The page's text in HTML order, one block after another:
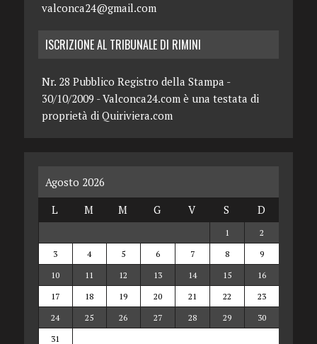
valconca24@gmail.com
ISCRIZIONE AL TRIBUNALE DI RIMINI
Nr. 28 Pubblico Registro della Stampa -
30/10/2009 - Valconca24.com è una testata di
proprietà di Quiriviera.com
Agosto 2026
L
M M G V S D
1
2
3
4 5 6 7 8
9
10
11 12 13 14 15
16
17
18 19 20 21 22
23
24
25 26 27 28 29
30
31